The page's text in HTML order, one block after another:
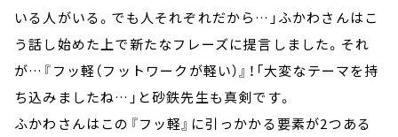
いる人がいる。でも人それぞれだから…」ふかわさんはこ
う話し始めた上で新たなフレーズに提言しました。それ
が…『フッ軽（フットワークが軽い）』！「大変なテーマを持
ち込みましたね…」と砂鉄先生も真剣です。
ふかわさんはこの『フッ軽』に引っかかる要素が2つある